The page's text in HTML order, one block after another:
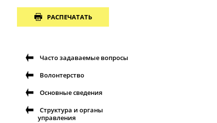
РАСПЕЧАТАТЬ
Часто задаваемые вопросы
Волонтерство
Основные сведения
Структура и органы
управления